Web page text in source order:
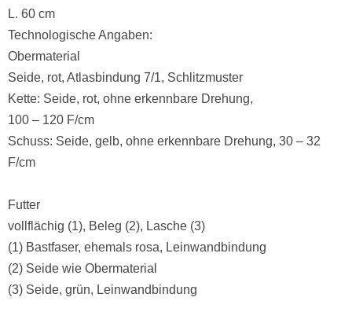
L. 60 cm
Technologische Angaben:
Obermaterial
Seide, rot, Atlasbindung 7/1, Schlitzmuster
Kette: Seide, rot, ohne erkennbare Drehung,
100 – 120 F/cm
Schuss: Seide, gelb, ohne erkennbare Drehung, 30 – 32
F/cm
Futter
vollflächig (1), Beleg (2), Lasche (3)
(1) Bastfaser, ehemals rosa, Leinwandbindung
(2) Seide wie Obermaterial
(3) Seide, grün, Leinwandbindung